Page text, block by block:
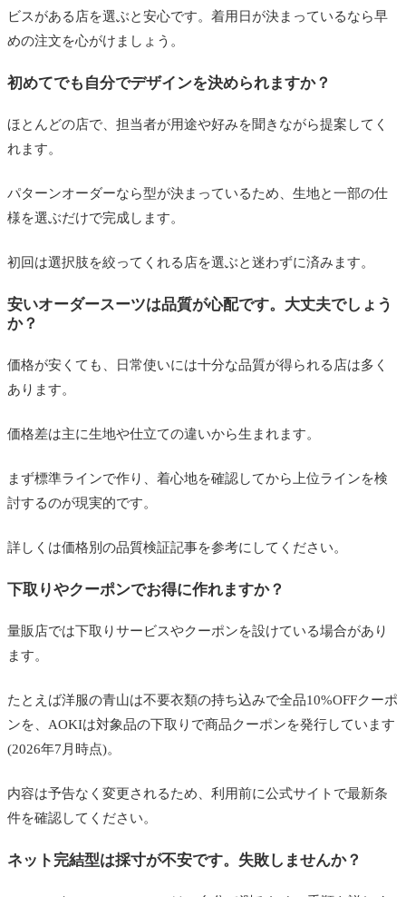
ビスがある店を選ぶと安心です。着用日が決まっているなら早
めの注文を心がけましょう。
初めてでも自分でデザインを決められますか？
ほとんどの店で、担当者が用途や好みを聞きながら提案してく
れます。
パターンオーダーなら型が決まっているため、生地と一部の仕
様を選ぶだけで完成します。
初回は選択肢を絞ってくれる店を選ぶと迷わずに済みます。
安いオーダースーツは品質が心配です。大丈夫でしょう
か？
価格が安くても、日常使いには十分な品質が得られる店は多く
あります。
価格差は主に生地や仕立ての違いから生まれます。
まず標準ラインで作り、着心地を確認してから上位ラインを検
討するのが現実的です。
詳しくは価格別の品質検証記事を参考にしてください。
下取りやクーポンでお得に作れますか？
量販店では下取りサービスやクーポンを設けている場合があり
ます。
たとえば洋服の青山は不要衣類の持ち込みで全品10%OFFクーポ
ンを、AOKIは対象品の下取りで商品クーポンを発行しています
(2026年7月時点)。
内容は予告なく変更されるため、利用前に公式サイトで最新条
件を確認してください。
ネット完結型は採寸が不安です。失敗しませんか？